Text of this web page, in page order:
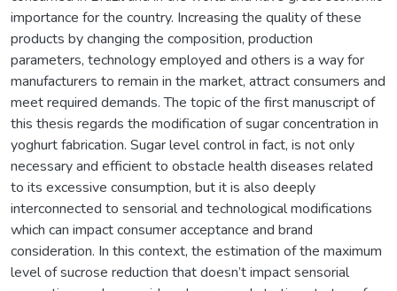
importance for the country. Increasing the quality of these
products by changing the composition, production
parameters, technology employed and others is a way for
manufacturers to remain in the market, attract consumers and
meet required demands. The topic of the first manuscript of
this thesis regards the modification of sugar concentration in
yoghurt fabrication. Sugar level control in fact, is not only
necessary and efficient to obstacle health diseases related
to its excessive consumption, but it is also deeply
interconnected to sensorial and technological modifications
which can impact consumer acceptance and brand
consideration. In this context, the estimation of the maximum
level of sucrose reduction that doesn’t impact sensorial